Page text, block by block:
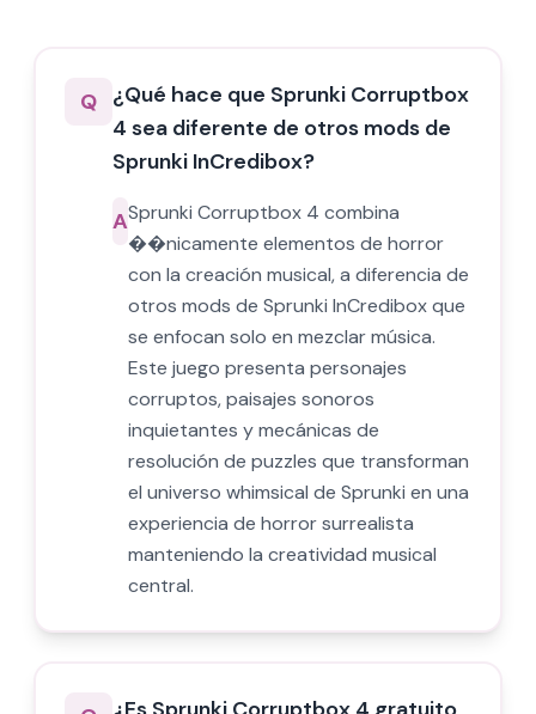
Q ¿Qué hace que Sprunki Corruptbox
4 sea diferente de otros mods de
Sprunki InCredibox?
ASprunki Corruptbox 4 combina
��nicamente elementos de horror
con la creación musical, a diferencia de
otros mods de Sprunki InCredibox que
se enfocan solo en mezclar música.
Este juego presenta personajes
corruptos, paisajes sonoros
inquietantes y mecánicas de
resolución de puzzles que transforman
el universo whimsical de Sprunki en una
experiencia de horror surrealista
manteniendo la creatividad musical
central.